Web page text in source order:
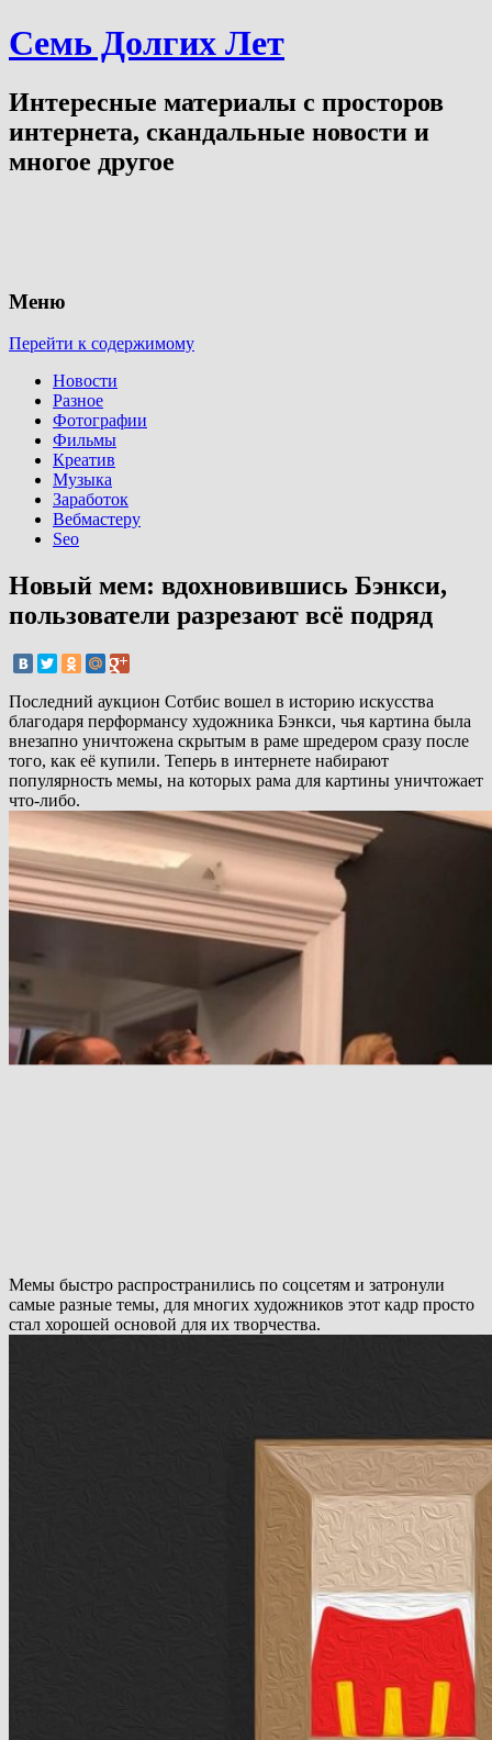
Семь Долгих Лет
Интересные материалы с просторов
интернета, скандальные новости и
многое другое
Меню
Перейти к содержимому
Новости
Разное
Фотографии
Фильмы
Креатив
Музыка
Заработок
Вебмастеру
Seo
Новый мем: вдохновившись Бэнкси,
пользователи разрезают всё подряд
Последний аукцион Сотбис вошел в историю искусства
благодаря перформансу художника Бэнкси, чья картина была
внезапно уничтожена скрытым в раме шредером сразу после
того, как её купили. Теперь в интернете набирают
популярность мемы, на которых рама для картины уничтожает
что-либо.
Мемы быстро распространились по соцсетям и затронули
самые разные темы, для многих художников этот кадр просто
стал хорошей основой для их творчества.